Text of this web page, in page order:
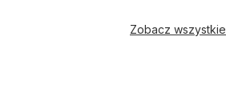
Zobacz wszystkie